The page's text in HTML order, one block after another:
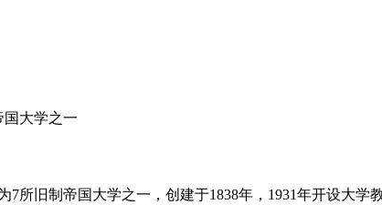
国大学之一
所旧制帝国大学之一，创建于1838年，1931年开设大